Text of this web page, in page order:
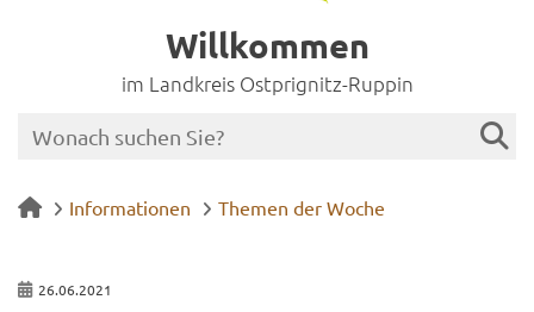
Willkommen
im Landkreis Ostprignitz-Ruppin
Informationen Themen der Woche
26.06.2021